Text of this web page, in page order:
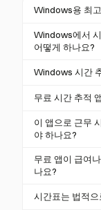
Windows용 최
많은 옵션이
간 추적, 상세
Windows에서
어떻게 하나요?
시간 추적 앱
그레시브 웹
Windows 시간
핵심 기능으로
됩니다. 사용
용합니다.
무료 시간 추적
무료 시간 추
제한된 데이터
수 있습니다.
이 앱으로 근무
야 하나요?
시간을 즉시
며, 프로젝트
보장하세요.
무료 앱이 급여
나요?
일부 무료 시
시간표는 법적